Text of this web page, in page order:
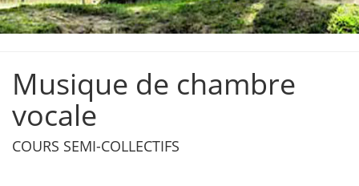
Musique de chambre
vocale
COURS SEMI-COLLECTIFS